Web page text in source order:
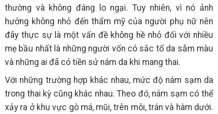
thường và không đáng lo ngại. Tuy nhiên, vì nó ảnh
hưởng không nhỏ đến thẩm mỹ của người phụ nữ nên
đây thực sự là một vấn đề không hề nhỏ đối với nhiều
mẹ bầu nhất là những người vốn có sắc tố da sẫm màu
và những ai đã có tiền sử nám da khi mang thai.
Với những trường hợp khác nhau, mức độ nám sạm da
trong thai kỳ cũng khác nhau. Theo đó, nám sạm có thể
xảy ra ở khu vực gò má, mũi, trên môi, trán và hàm dưới.